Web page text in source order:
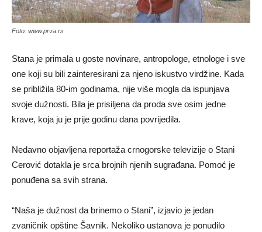
Foto: www.prva.rs
Stana je primala u goste novinare, antropologe, etnologe i sve
one koji su bili zainteresirani za njeno iskustvo virdžine. Kada
se približila 80-im godinama, nije više mogla da ispunjava
svoje dužnosti. Bila je prisiljena da proda sve osim jedne
krave, koja ju je prije godinu dana povrijedila.
Nedavno objavljena reportaža crnogorske televizije o Stani
Cerović dotakla je srca brojnih njenih sugrađana. Pomoć je
ponuđena sa svih strana.
“Naša je dužnost da brinemo o Stani”, izjavio je jedan
zvaničnik opštine Šavnik. Nekoliko ustanova je ponudilo